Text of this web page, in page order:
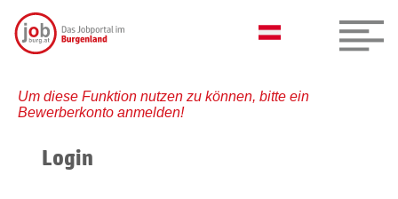
Um diese Funktion nutzen zu können, bitte ein
Bewerberkonto anmelden!
Login